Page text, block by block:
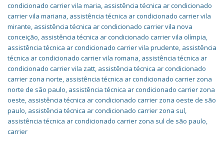
condicionado carrier vila maria, assistência técnica ar condicionado
carrier vila mariana, assistência técnica ar condicionado carrier vila
mirante, assistência técnica ar condicionado carrier vila nova
conceição, assistência técnica ar condicionado carrier vila olímpia,
assistência técnica ar condicionado carrier vila prudente, assistência
técnica ar condicionado carrier vila romana, assistência técnica ar
condicionado carrier vila zatt, assistência técnica ar condicionado
carrier zona norte, assistência técnica ar condicionado carrier zona
norte de são paulo, assistência técnica ar condicionado carrier zona
oeste, assistência técnica ar condicionado carrier zona oeste de são
paulo, assistência técnica ar condicionado carrier zona sul,
assistência técnica ar condicionado carrier zona sul de são paulo,
carrier